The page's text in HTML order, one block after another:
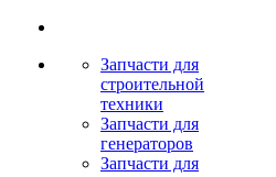
Запчасти для
строительной
техники
Запчасти для
генераторов
Запчасти для